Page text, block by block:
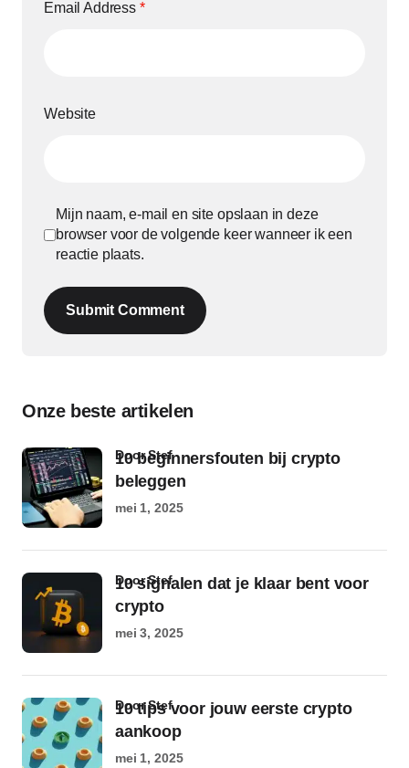
Email Address *
Website
Mijn naam, e-mail en site opslaan in deze
browser voor de volgende keer wanneer ik een
reactie plaats.
Submit Comment
Onze beste artikelen
10 beginnersfouten bij crypto
beleggen
door Stef
mei 1, 2025
10 signalen dat je klaar bent voor
crypto
door Stef
mei 3, 2025
10 tips voor jouw eerste crypto
aankoop
door Stef
mei 1, 2025